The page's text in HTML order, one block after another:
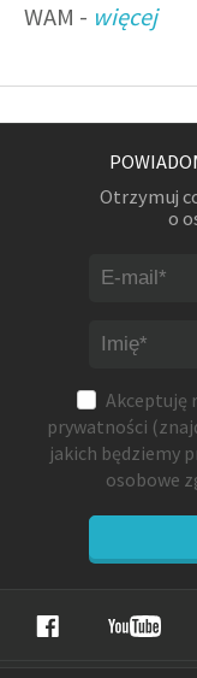
WAM - więcej
Otrzymuj
o
Akceptuję
prywatności
jakich będziemy
osobowe